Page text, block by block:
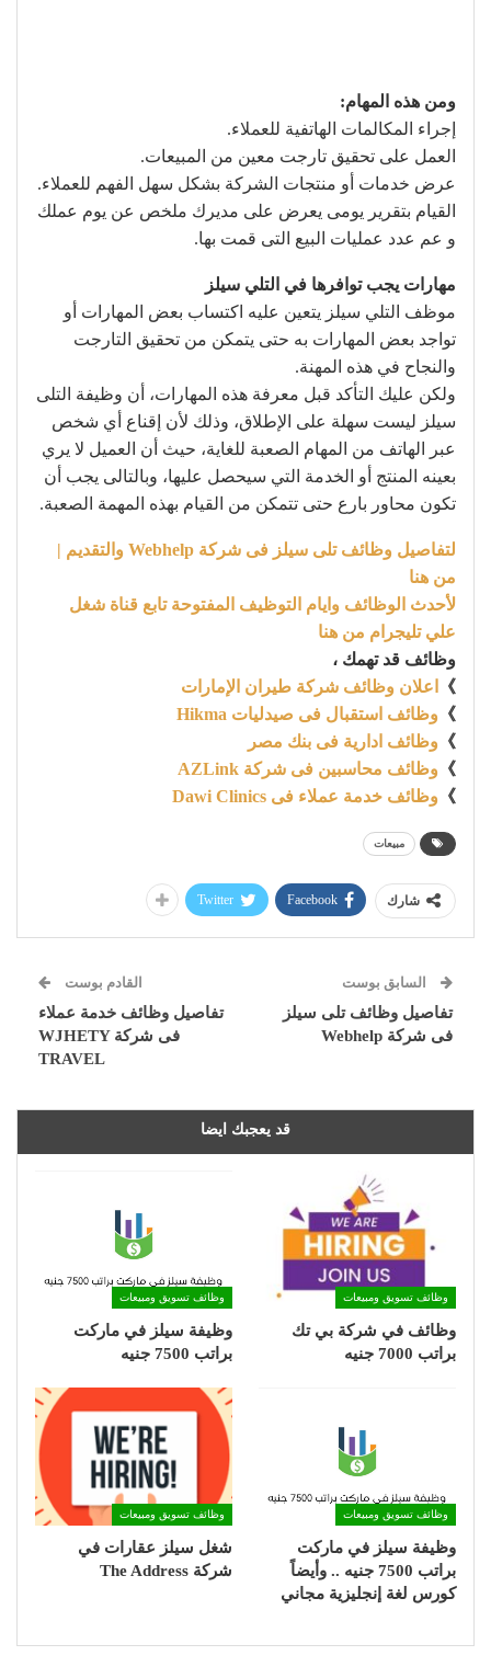
ومن هذه المهام:
إجراء المكالمات الهاتفية للعملاء.
العمل على تحقيق تارجت معين من المبيعات.
عرض خدمات أو منتجات الشركة بشكل سهل الفهم للعملاء.
القيام بتقرير يومى يعرض على مديرك ملخص عن يوم عملك
و عم عدد عمليات البيع التى قمت بها.
مهارات يجب توافرها في التلي سيلز
موظف التلي سيلز يتعين عليه اكتساب بعض المهارات أو
تواجد بعض المهارات به حتى يتمكن من تحقيق التارجت
والنجاح في هذه المهنة.
ولكن عليك التأكد قبل معرفة هذه المهارات، أن وظيفة التلى
سيلز ليست سهلة على الإطلاق، وذلك لأن إقناع أي شخص
عبر الهاتف من المهام الصعبة للغاية، حيث أن العميل لا يري
بعينه المنتج أو الخدمة التي سيحصل عليها، وبالتالى يجب أن
تكون محاور بارع حتى تتمكن من القيام بهذه المهمة الصعبة.
لتفاصيل وظائف تلى سيلز فى شركة Webhelp والتقديم |
من هنا
لأحدث الوظائف وايام التوظيف المفتوحة تابع قناة شغل
علي تليجرام من هنا
وظائف قد تهمك ،
》
اعلان وظائف شركة طيران الإمارات
》 وظائف استقبال فى صيدليات Hikma
》 وظائف ادارية فى بنك مصر
》 وظائف محاسبين فى شركة AZLink
》 وظائف خدمة عملاء فى Dawi Clinics
مبيعات
شارك Facebook
Twitter
السابق بوست
تفاصيل وظائف تلى سيلز
فى شركة Webhelp
القادم بوست
تفاصيل وظائف خدمة عملاء
فى شركة WJHETY
TRAVEL
قد يعجبك ايضا
وظائف تسويق ومبيعات
وظائف في شركة بي تك
براتب 7000 جنيه
وظائف تسويق ومبيعات
وظيفة سيلز في ماركت
براتب 7500 جنيه
وظائف تسويق ومبيعات
وظيفة سيلز في ماركت
براتب 7500 جنيه .. وأيضاً
كورس لغة إنجليزية مجاني
وظائف تسويق ومبيعات
شغل سيلز عقارات في
شركة The Address